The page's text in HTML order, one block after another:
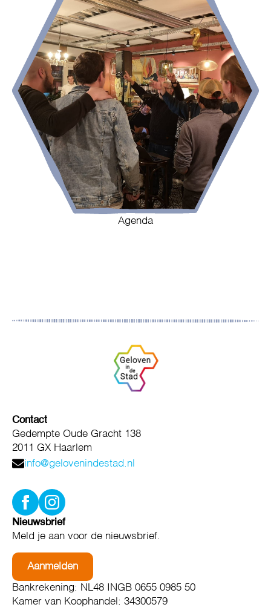
Agenda
Contact
Gedempte Oude Gracht 138
2011 GX Haarlem
info@gelovenindestad.nl
Nieuwsbrief
Meld je aan voor de nieuwsbrief.
Aanmelden
Bankrekening: NL48 INGB 0655 0985 50
Kamer van Koophandel: 34300579